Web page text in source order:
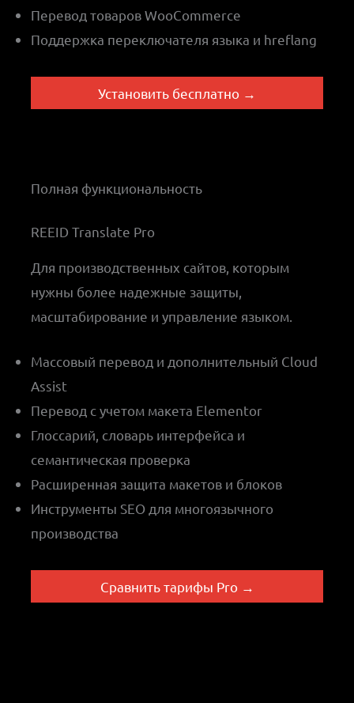
Перевод товаров WooCommerce
Поддержка переключателя языка и hreflang
Установить бесплатно →
Полная функциональность
REEID Translate Pro
Для производственных сайтов, которым
нужны более надежные защиты,
масштабирование и управление языком.
Массовый перевод и дополнительный Cloud
Assist
Перевод с учетом макета Elementor
Глоссарий, словарь интерфейса и
семантическая проверка
Расширенная защита макетов и блоков
Инструменты SEO для многоязычного
производства
Сравнить тарифы Pro →